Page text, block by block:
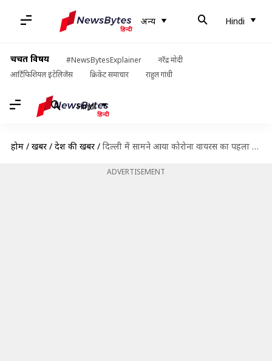
अन्य Hindi
चर्चित विषय #NewsBytesExplainer
नरेंद्र मोदी
आर्टिफिशियल इंटेलिजेंस
क्रिकेट समाचार राहुल गांधी
Hindi
होम / खबरें / देश की खबरें / दिल्ली में सामने आया कोरोना वायरस का पहला मामला, तेलंगाना में भी एक संक्रमित
ADVERTISEMENT